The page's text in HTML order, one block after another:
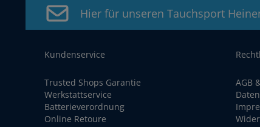
Hier für unseren Tauchsport
Kundenservice
Trusted Shops Garantie
Werkstattservice
Batterieverordnung
Online Retoure
AGB